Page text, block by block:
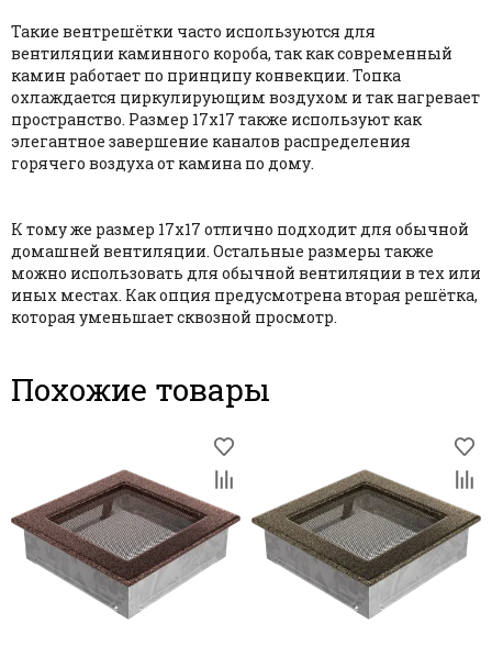
Такие вентрешётки часто используются для
вентиляции каминного короба, так как современный
камин работает по принципу конвекции. Топка
охлаждается циркулирующим воздухом и так нагревает
пространство. Размер 17х17 также используют как
элегантное завершение каналов распределения
горячего воздуха от камина по дому.
К тому же размер 17х17 отлично подходит для обычной
домашней вентиляции. Остальные размеры также
можно использовать для обычной вентиляции в тех или
иных местах. Как опция предусмотрена вторая решётка,
которая уменьшает сквозной просмотр.
Похожие товары